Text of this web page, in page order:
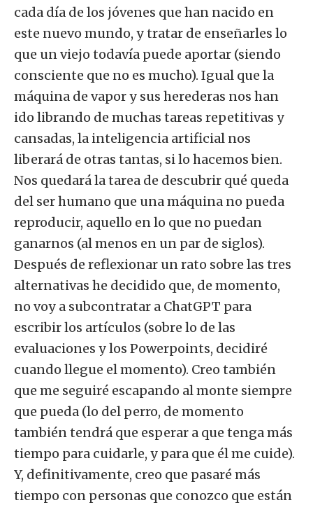
cada día de los jóvenes que han nacido en
este nuevo mundo, y tratar de enseñarles lo
que un viejo todavía puede aportar (siendo
consciente que no es mucho). Igual que la
máquina de vapor y sus herederas nos han
ido librando de muchas tareas repetitivas y
cansadas, la inteligencia artificial nos
liberará de otras tantas, si lo hacemos bien.
Nos quedará la tarea de descubrir qué queda
del ser humano que una máquina no pueda
reproducir, aquello en lo que no puedan
ganarnos (al menos en un par de siglos).
Después de reflexionar un rato sobre las tres
alternativas he decidido que, de momento,
no voy a subcontratar a ChatGPT para
escribir los artículos (sobre lo de las
evaluaciones y los Powerpoints, decidiré
cuando llegue el momento). Creo también
que me seguiré escapando al monte siempre
que pueda (lo del perro, de momento
también tendrá que esperar a que tenga más
tiempo para cuidarle, y para que él me cuide).
Y, definitivamente, creo que pasaré más
tiempo con personas que conozco que están